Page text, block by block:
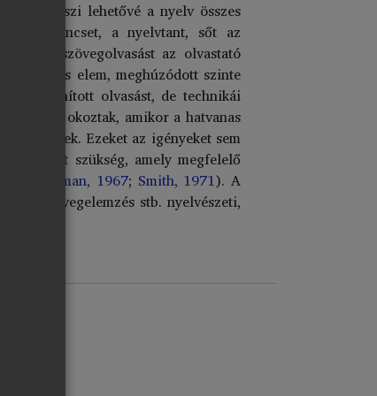
nem teszi lehetővé a nyelv összes
a szókincset, a nyelvtant, sőt az
szövegolvasást az olvastató
elem, meghúzódott szinte
tanított olvasást, de technikái
igények okoztak, amikor a hatvanas
Ezeket az igényeket sem
volt szükség, amely megfelelő
(
Goodman, 1967; Smith, 1971). A
a szövegelemzés stb. nyelvészeti,